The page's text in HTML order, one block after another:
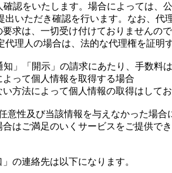
認をいたします。場合によっては、
いただき確認を行います。なお、代
求は、一切受け付けておりませんの
理人の場合は、法的な代理権を証明
」「開示」の請求にあたり、手数料
って個人情報を取得する場合
方法によって個人情報の取得はしてお
意性及び当該情報を与えなかった場合
はご満足のいくサービスをご提供で
の連絡先は以下になります。